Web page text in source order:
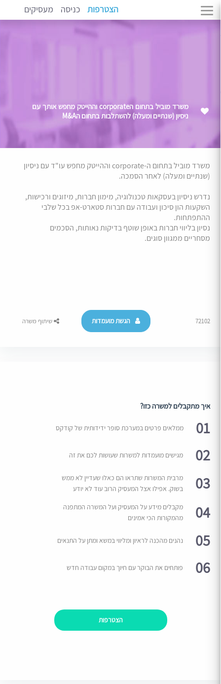
הצטרפות כניסה מעסיקים
משרד מוביל בתחום הcorporate וההייטק מחפש אותך עם
ניסיון (שנתיים ומעלה) להשתלבות בתחום הM&A
משרד מוביל בתחום ה-corporate וההייטק מחפש עו"ד עם ניסיון
(שנתיים ומעלה) לאחר הסמכה.
נדרש ניסיון בעסקאות טכנולוגיה, מימון חברות, מיזוגים ורכישות,
השקעות הון סיכון ועבודה עם חברות סטארט-אפ בכל שלבי
ההתפתחות.
נסיון בליווי חברות באופן שוטף בדיקות נאותות, הסכמים
מסחריים ממגוון סוגים.
72102 הגשת מועמדות שיתוף משרה
איך מתקבלים למשרה כזו?
01 ממלאים פרטים במערכת סופר ידידותית של קודקס
02 מגישים מועמדות למשרות שעושות לכם את זה
03
מרבית המשרות שתראו הם כאלו שעדיין לא ממש
בשוק. אפילו אצל המעסיק הרוב עוד לא יודע
04
מקבלים מידע על המעסיק ועל המשרה המתפנה
מהמקורות הכי אמינים
05 נהנים מהכנה לראיון ומליווי במשא ומתן על התנאים
06 פותחים את הבוקר עם חיוך במקום עבודה חדש
הצטרפות